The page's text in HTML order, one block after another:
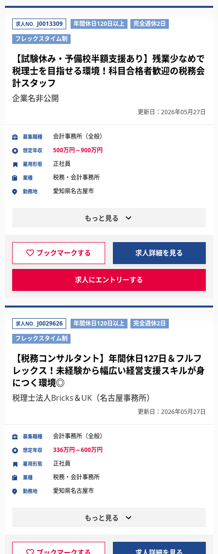
求人NO. J0013309 年間休日120日以上
完全週休2日
フレックスタイム制
【試験休み・予備校半額支援あり】残業少なめで
税理士を目指せる環境！科目合格者歓迎の税務会
計スタッフ
企業名非公開
更新日：2026年05月27日
募集職種 会計事務所（全般）
想定年収 500万円～900万円
業種 税務・会計事務所
勤務地 愛知県名古屋市
雇用形態 正社員
もっと見る
ブックマークする 求人詳細を見る
求人にエントリーする
求人NO. J0029626 年間休日120日以上
完全週休2日
フレックスタイム制
【税務コンサルタント】年間休日127日＆フルフ
レックス！未経験から幅広い経営支援スキルが身
につく環境◎
税理士法人Bricks＆UK（名古屋事務所）
更新日：2026年05月27日
募集職種 会計事務所（全般）
想定年収 336万円～600万円
業種 税務・会計事務所
勤務地 愛知県名古屋市
雇用形態 正社員
もっと見る